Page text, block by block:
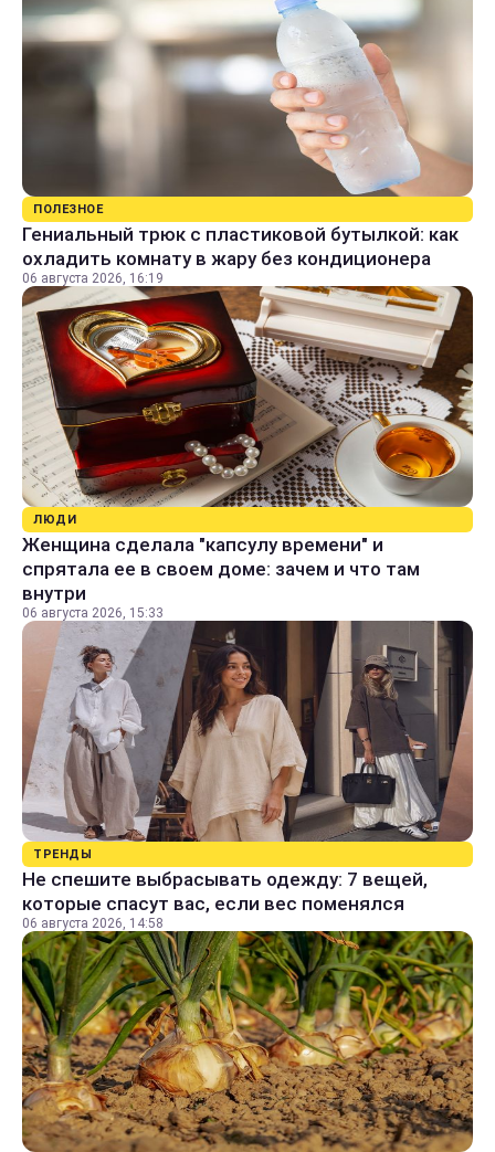
ПОЛЕЗНОЕ
Гениальный трюк с пластиковой бутылкой: как
охладить комнату в жару без кондиционера
06 августа 2026, 16:19
ЛЮДИ
Женщина сделала "капсулу времени" и
спрятала ее в своем доме: зачем и что там
внутри
06 августа 2026, 15:33
ТРЕНДЫ
Не спешите выбрасывать одежду: 7 вещей,
которые спасут вас, если вес поменялся
06 августа 2026, 14:58